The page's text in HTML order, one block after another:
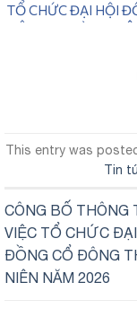
TỔ CHỨC ĐẠI HỘI
This entry was
Tin
CÔNG BỐ THÔNG
VIỆC TỔ CHỨC ĐẠI
ĐỒNG CỔ ĐÔNG
NIÊN NĂM 2026